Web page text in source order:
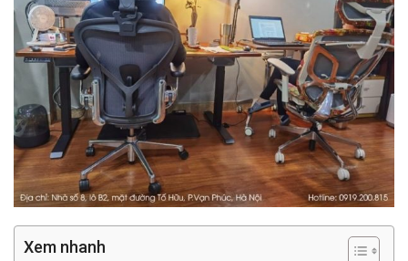
Xem nhanh